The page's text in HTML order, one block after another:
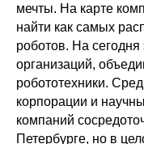
мечты. На карте
найти как самых
роботов. На
организаций,
робототехники.
корпорации и
компаний
Петербурге, но в